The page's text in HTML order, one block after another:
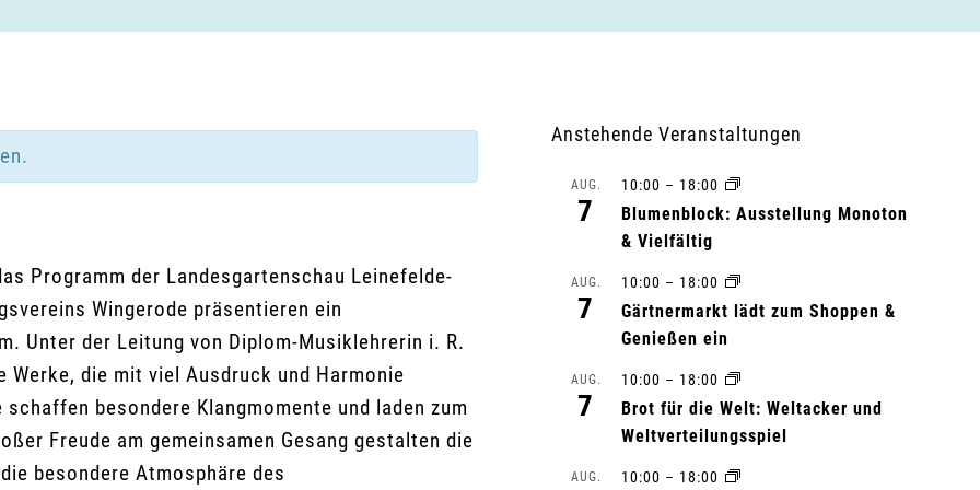
Programm der Landesgartenschau Leinefelde-
Wingerode präsentieren ein
Unter der Leitung von Diplom-Musiklehrerin i. R.
die mit viel Ausdruck und Harmonie
besondere Klangmomente und laden zum
Freude am gemeinsamen Gesang gestalten die
besondere Atmosphäre des
Anstehende Veranstaltungen
AUG.
7
10:00 – 18:00
Blumenblock: Ausstellung Monoton
& Vielfältig
AUG.
7
10:00 – 18:00
Gärtnermarkt lädt zum Shoppen &
Genießen ein
AUG.
7
10:00 – 18:00
Brot für die Welt: Weltacker und
Weltverteilungsspiel
AUG. 10:00 – 18:00